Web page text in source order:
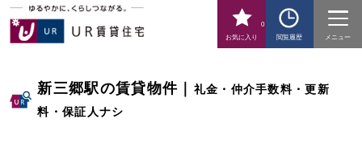
お気に入り
0
閲覧履歴
メニュー
新三郷駅の賃貸物件
礼金・仲介手数料・更新
料・保証人ナシ